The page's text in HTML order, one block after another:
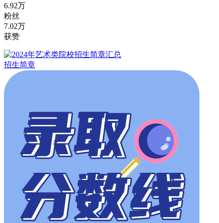
6.92万
粉丝
7.02万
获赞
招生简章